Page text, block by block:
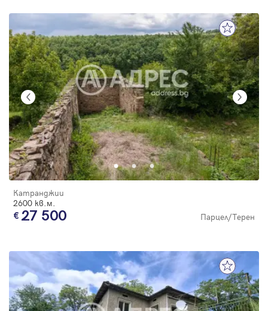
Катранджии
2600 кв.м.
27 500 Парцел/Терен